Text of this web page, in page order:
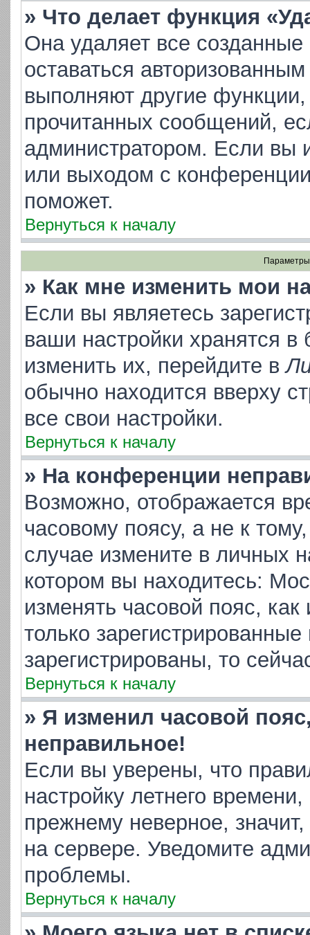
» Что делает функция
Она удаляет все
оставаться
выполняют другие
прочитанных сообщений,
администратором. Если вы
или выходом с
поможет.
Вернуться к началу
Параметры
» Как мне изменить мои
Если вы являетесь
ваши настройки хранятся
изменить их, перейдите в
обычно находится вверху
все свои настройки.
Вернуться к началу
» На конференции
Возможно, отображается
часовому поясу, а не к
случае измените в личных
котором вы находитесь:
изменять часовой пояс,
только
зарегистрированы, то
Вернуться к началу
» Я изменил часовой
неправильное!
Если вы уверены, что
настройку летнего
прежнему неверное,
на сервере. Уведомите
проблемы.
Вернуться к началу